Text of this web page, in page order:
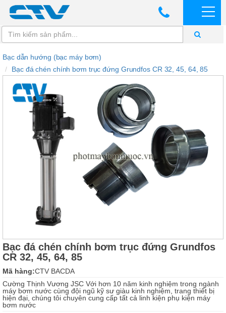
Bạc dẫn hướng (bạc máy bơm)
Bạc đá chén chính bơm trục đứng Grundfos CR 32, 45, 64, 85
Bạc đá chén chính bơm trục đứng Grundfos
CR 32, 45, 64, 85
Mã hàng:CTV BACDA
Cường Thịnh Vương JSC Với hơn 10 năm kinh nghiệm trong ngành
máy bơm nước cùng đội ngũ kỹ sư giàu kinh nghiệm, trang thiết bị
hiện đại, chúng tôi chuyên cung cấp tất cả linh kiện phụ kiện máy
bơm nước